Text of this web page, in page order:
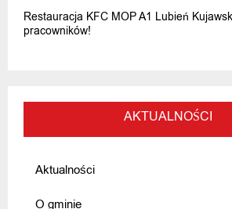
Restauracja KFC MOP A1 Lubień
pracowników!
AKTUALNOŚCI
Aktualności
O gminie